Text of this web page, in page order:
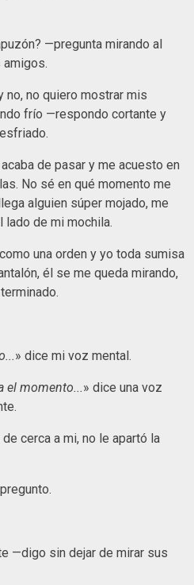
—pregunta mirando al
no quiero mostrar mis
frío —respondo cortante y
de pasar y me acuesto en
No sé en qué momento me
alguien súper mojado, me
lado de mi mochila.
una orden y yo toda sumisa
él se me queda mirando,
» dice mi voz mental.
el momento...» dice una voz
cerca a mi, no le apartó la
—digo sin dejar de mirar sus